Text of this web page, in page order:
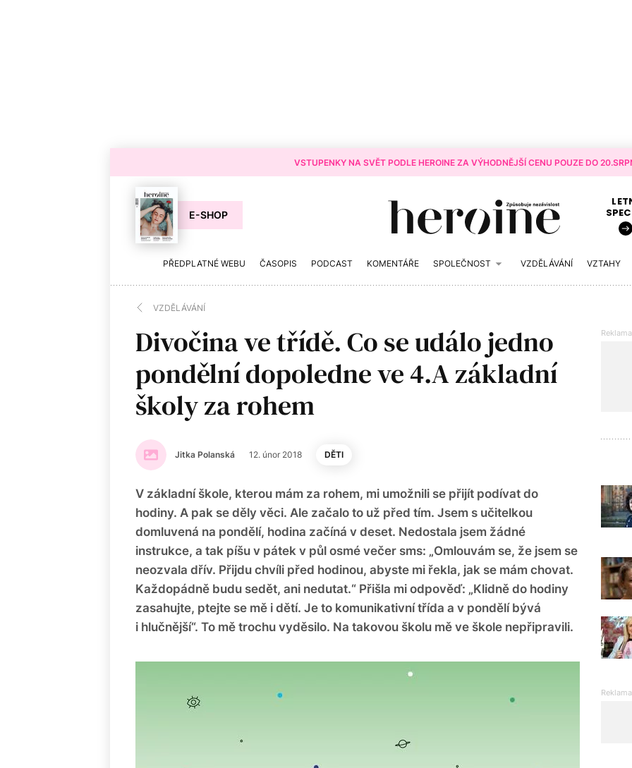
VSTUPENKY NA SVĚT PODLE HEROINE ZA VÝHODNĚJŠÍ CENU POUZE DO
E-SHOP
PŘEDPLATNÉ WEBU ČASOPIS PODCAST KOMENTÁŘE SPOLEČNOST VZDĚLÁVÁNÍ VZTAHY
VZDĚLÁVÁNÍ
Divočina ve třídě. Co se událo jedno
pondělní dopoledne ve 4.A základní
školy za rohem
Jitka Polanská 12. únor 2018 DĚTI
V základní škole, kterou mám za rohem, mi umožnili se přijít podívat do
hodiny. A pak se děly věci. Ale začalo to už před tím. Jsem s učitelkou
domluvená na pondělí, hodina začíná v deset. Nedostala jsem žádné
instrukce, a tak píšu v pátek v půl osmé večer sms: „Omlouvám se, že jsem se
neozvala dřív. Přijdu chvíli před hodinou, abyste mi řekla, jak se mám chovat.
Každopádně budu sedět, ani nedutat.“ Přišla mi odpověď: „Klidně do hodiny
zasahujte, ptejte se mě i dětí. Je to komunikativní třída a v pondělí bývá
i hlučnější“. To mě trochu vyděsilo. Na takovou školu mě ve škole nepřipravili.